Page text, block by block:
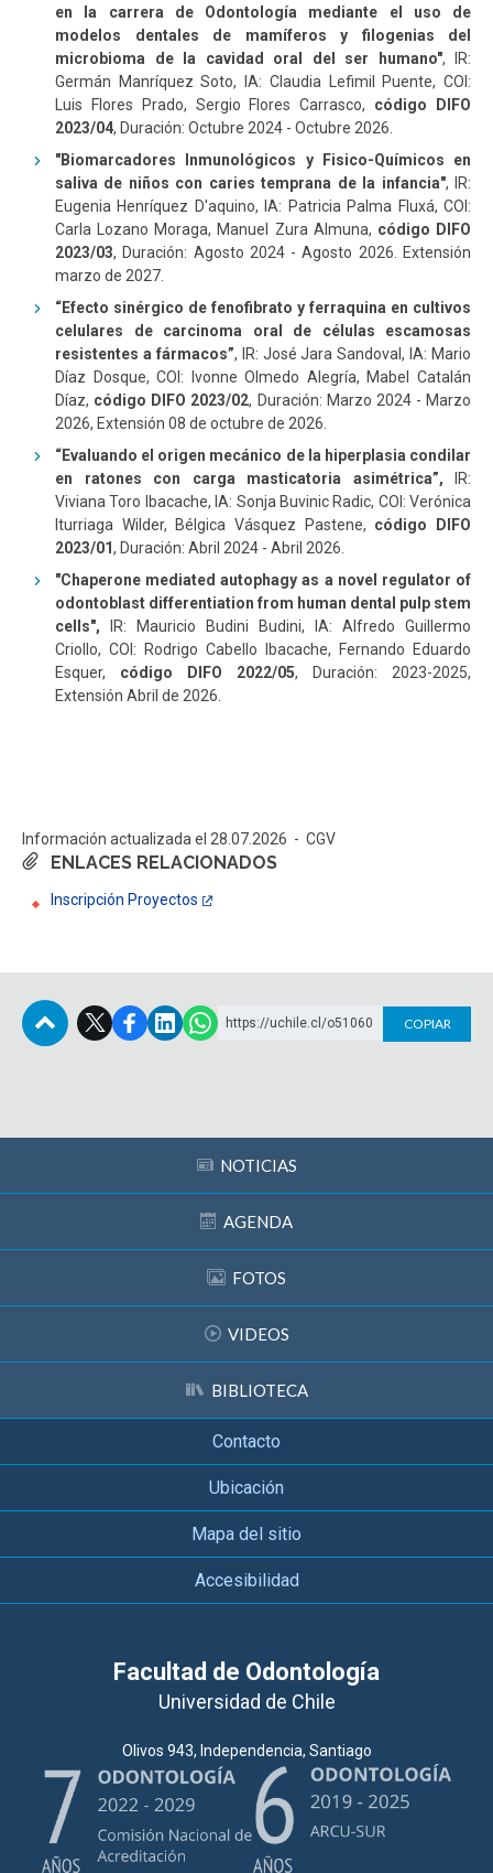
ENLACES RELACIONADOS
Inscripción Proyectos
en la carrera de Odontología mediante el uso de
modelos dentales de mamíferos y filogenias del
microbioma de la cavidad oral del ser humano", IR:
Germán Manríquez Soto, IA: Claudia Lefimil Puente, COl:
Luis Flores Prado, Sergio Flores Carrasco, código DIFO
2023/04, Duración: Octubre 2024 - Octubre 2026.
"Biomarcadores Inmunológicos y Fisico-Químicos en
saliva de niños con caries temprana de la infancia", IR:
Eugenia Henríquez D'aquino, IA: Patricia Palma Fluxá, COI:
Carla Lozano Moraga, Manuel Zura Almuna, código DIFO
2023/03, Duración: Agosto 2024 - Agosto 2026. Extensión
marzo de 2027.
“Efecto sinérgico de fenofibrato y ferraquina en cultivos
celulares de carcinoma oral de células escamosas
resistentes a fármacos”, IR: José Jara Sandoval, IA: Mario
Díaz Dosque, COI: Ivonne Olmedo Alegría, Mabel Catalán
Díaz, código DIFO 2023/02, Duración: Marzo 2024 - Marzo
2026, Extensión 08 de octubre de 2026.
“Evaluando el origen mecánico de la hiperplasia condilar
en ratones con carga masticatoria asimétrica”,
IR:
Viviana Toro Ibacache, IA: Sonja Buvinic Radic, COI: Verónica
Iturriaga Wilder, Bélgica Vásquez Pastene, código DIFO
2023/01, Duración: Abril 2024 - Abril 2026.
"Chaperone mediated autophagy as a novel regulator of
odontoblast differentiation from human dental pulp stem
cells",
IR: Mauricio Budini Budini, IA: Alfredo Guillermo
Criollo, COI: Rodrigo Cabello Ibacache, Fernando Eduardo
Esquer, código DIFO 2022/05, Duración: 2023-2025,
Extensión Abril de 2026.
Información actualizada el 28.07.2026 - CGV
https://uchile.cl/o51060 COPIAR
NOTICIAS
AGENDA
FOTOS
VIDEOS
BIBLIOTECA
Contacto
Ubicación
Mapa del sitio
Accesibilidad
Facultad de Odontología
Universidad de Chile
Olivos 943, Independencia, Santiago